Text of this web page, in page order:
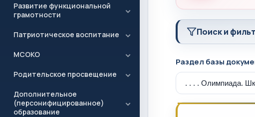
Развитие функциональной
грамотности
Патриотическое воспитание
МСОКО
Родительское просвещение
Дополнительное
(персонифицированное)
образование
Поиск и
Раздел базы